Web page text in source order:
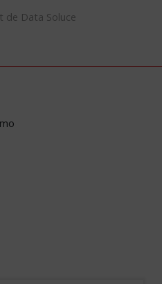
de Data Soluce